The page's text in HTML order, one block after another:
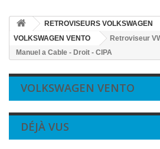
RETROVISEURS VOLKSWAGEN
VOLKSWAGEN VENTO
Retroviseur
Manuel a Cable - Droit - CIPA
VOLKSWAGEN VENTO
DÉJÀ VUS